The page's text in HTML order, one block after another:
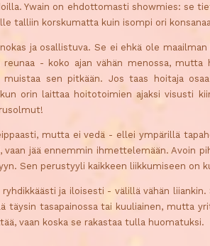
Ywain on ehdottomasti showmies: se
talliin korskumatta kuin isompi ori
ja osallistuva. Se ei ehkä ole
reunaa - koko ajan vähän menossa,
muistaa sen pitkään. Jos taas hoitaja
orin laittaa hoitotoimien ajaksi visusti
mutta ei vedä - ellei ympärillä
vaan jää ennemmin ihmettelemään. Avoin
Sen perustyyli kaikkeen liikkumiseen on
ryhdikkäästi ja iloisesti - välillä vähän
täysin tasapainossa tai kuuliainen, mutta
vaan koska se rakastaa tulla huomatuksi.